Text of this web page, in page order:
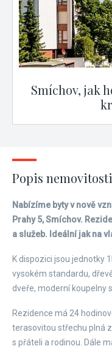
Smíchov, jak
Popis nemovitosti
Nabízíme byty v nově
Prahy 5, Smíchov.
a služeb. Ideální jak na
K dispozici jsou jednotky
vysokém standardu,
dveře, moderní koupelny
Rezidence má 24
terasovitou střechu plná
s přáteli a rodinou. Dále